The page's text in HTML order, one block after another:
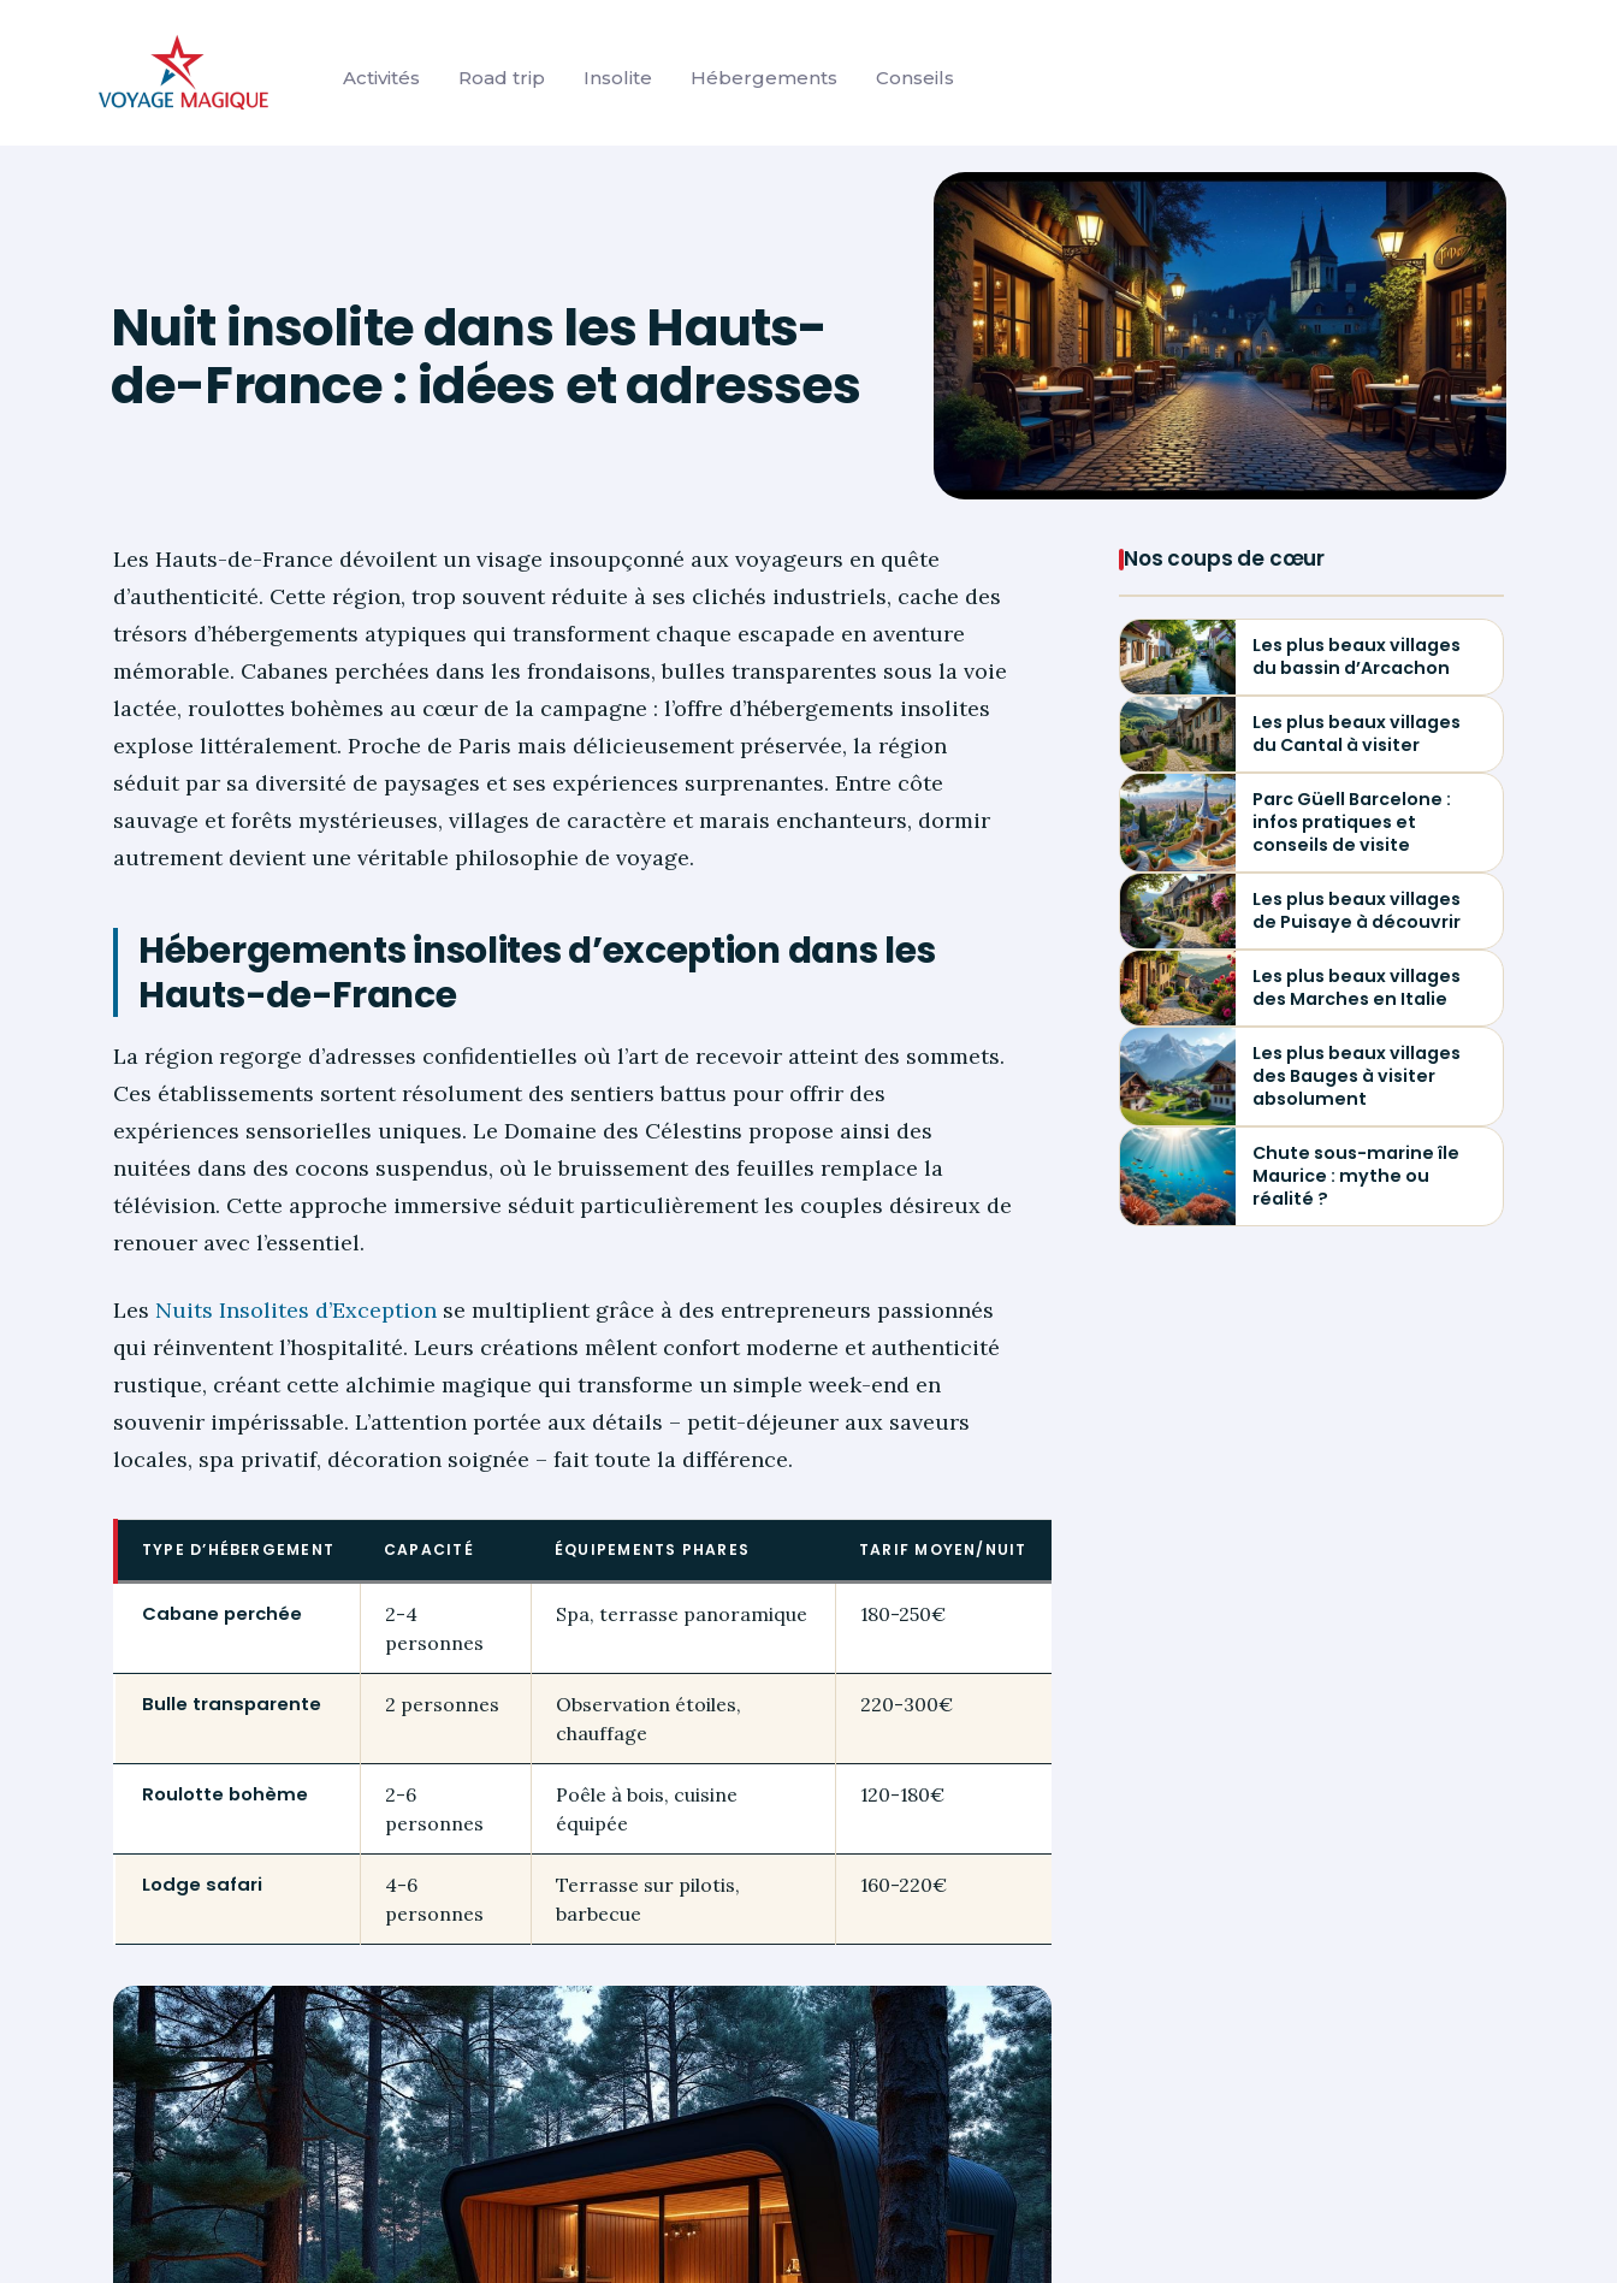
Activités Road trip Insolite Hébergements Conseils
Nuit insolite dans les Hauts-
de-France : idées et adresses
Les Hauts-de-France dévoilent un visage insoupçonné aux voyageurs en quête
d’authenticité. Cette région, trop souvent réduite à ses clichés industriels, cache des
trésors d’hébergements atypiques qui transforment chaque escapade en aventure
mémorable. Cabanes perchées dans les frondaisons, bulles transparentes sous la voie
lactée, roulottes bohèmes au cœur de la campagne : l’offre d’hébergements insolites
explose littéralement. Proche de Paris mais délicieusement préservée, la région
séduit par sa diversité de paysages et ses expériences surprenantes. Entre côte
sauvage et forêts mystérieuses, villages de caractère et marais enchanteurs, dormir
autrement devient une véritable philosophie de voyage.
Hébergements insolites d’exception dans les
Hauts-de-France
La région regorge d’adresses confidentielles où l’art de recevoir atteint des sommets.
Ces établissements sortent résolument des sentiers battus pour offrir des
expériences sensorielles uniques. Le Domaine des Célestins propose ainsi des
nuitées dans des cocons suspendus, où le bruissement des feuilles remplace la
télévision. Cette approche immersive séduit particulièrement les couples désireux de
renouer avec l’essentiel.
Les Nuits Insolites d’Exception se multiplient grâce à des entrepreneurs passionnés
qui réinventent l’hospitalité. Leurs créations mêlent confort moderne et authenticité
rustique, créant cette alchimie magique qui transforme un simple week-end en
souvenir impérissable. L’attention portée aux détails – petit-déjeuner aux saveurs
locales, spa privatif, décoration soignée – fait toute la différence.
TYPE D’HÉBERGEMENT CAPACITÉ ÉQUIPEMENTS PHARES TARIF MOYEN/NUIT
Cabane perchée
2-4
personnes
Spa, terrasse panoramique 180-250€
Bulle transparente 2 personnes
Observation étoiles,
chauffage
220-300€
Roulotte bohème
2-6
personnes
Poêle à bois, cuisine
équipée
120-180€
Lodge safari
4-6
personnes
Terrasse sur pilotis,
barbecue
160-220€
Nos coups de cœur
Les plus beaux villages
du bassin d’Arcachon
Les plus beaux villages
du Cantal à visiter
Parc Güell Barcelone :
infos pratiques et
conseils de visite
Les plus beaux villages
de Puisaye à découvrir
Les plus beaux villages
des Marches en Italie
Les plus beaux villages
des Bauges à visiter
absolument
Chute sous-marine île
Maurice : mythe ou
réalité ?